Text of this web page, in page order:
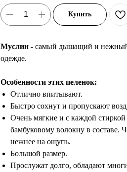
Купить
Муслин - самый дышащий и нежный
одежде.
Особенности этих пеленок:
Отлично впитывают.
Быстро сохнут и пропускают
Очень мягкие и с каждой стиркой
бамбуковому волокну в составе.
нежнее на ощупь.
Большой размер.
Прослужат долго, обладают